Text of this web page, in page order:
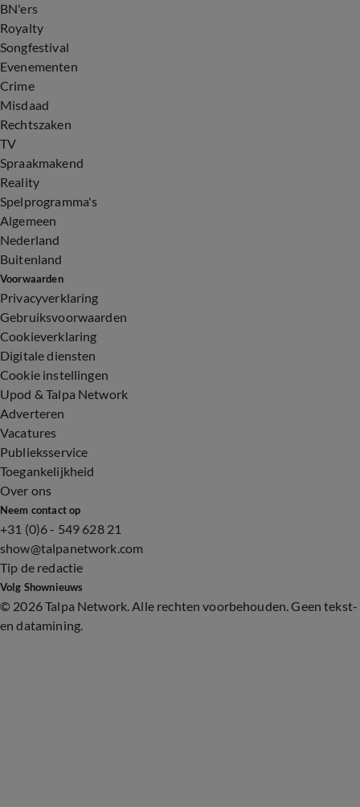
BN'ers
Royalty
Songfestival
Evenementen
Crime
Misdaad
Rechtszaken
TV
Spraakmakend
Reality
Spelprogramma's
Algemeen
Nederland
Buitenland
Voorwaarden
Privacyverklaring
Gebruiksvoorwaarden
Cookieverklaring
Digitale diensten
Cookie instellingen
Upod & Talpa Network
Adverteren
Vacatures
Publieksservice
Toegankelijkheid
Over ons
Neem contact op
+31 (0)6 - 549 628 21
show@talpanetwork.com
Tip de redactie
Volg Shownieuws
© 2026 Talpa Network. Alle rechten voorbehouden. Geen tekst-
en datamining.